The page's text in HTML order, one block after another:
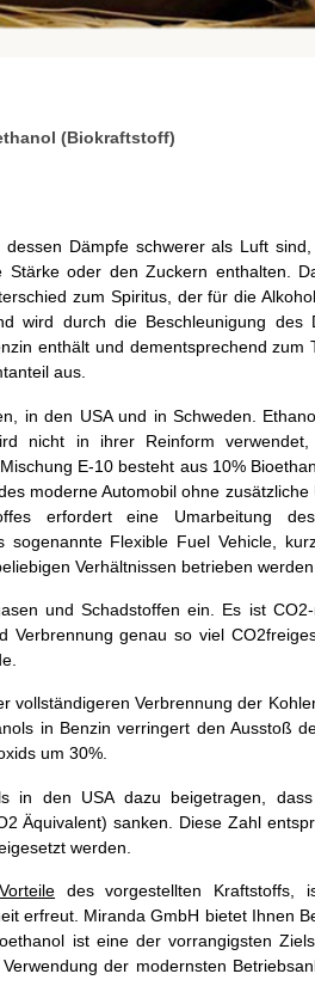
(Biokraftstoff)
Dämpfe schwerer als Luft
Stärke oder den Zuckern enthalten.
zum Spiritus, der für die
wird durch die Beschleunigung des
enthält und dementsprechend zum
aus.
in den USA und in Schweden.
nicht in ihrer Reinform
E-10 besteht aus 10%
moderne Automobil ohne zusätzliche
erfordert eine Umarbeitung
sogenannte Flexible Fuel Vehicle,
Verhältnissen betrieben werden
und Schadstoffen ein. Es ist
Verbrennung genau so viel
vollständigeren Verbrennung der
in Benzin verringert den Ausstoß
um 30%.
in den USA dazu beigetragen,
Äquivalent) sanken. Diese Zahl
werden.
Vorteile des vorgestellten Kraftstoffs,
erfreut. Miranda GmbH bietet Ihnen
ist eine der vorrangigsten
der modernsten